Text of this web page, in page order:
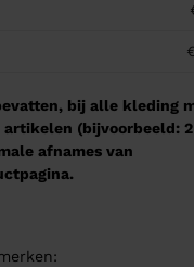
bij alle kleding
(bijvoorbeeld:
afnames van